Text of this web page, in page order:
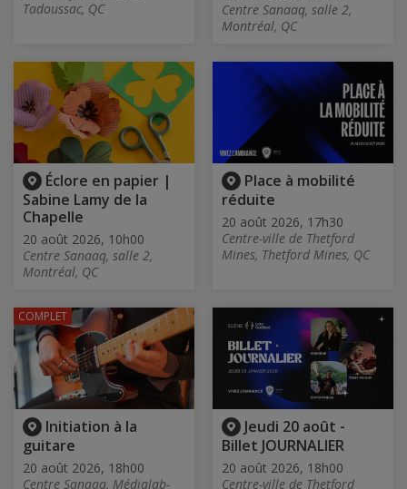
Tadoussac, QC
Centre Sanaaq, salle 2,
Montréal, QC
Éclore en papier |
Sabine Lamy de la
Chapelle
20 août 2026, 10h00
Centre Sanaaq, salle 2,
Montréal, QC
Place à mobilité
réduite
20 août 2026, 17h30
Centre-ville de Thetford
Mines, Thetford Mines, QC
Initiation à la
guitare
20 août 2026, 18h00
Centre Sanaaq, Médialab-
COMPLET
Jeudi 20 août -
Billet JOURNALIER
20 août 2026, 18h00
Centre-ville de Thetford